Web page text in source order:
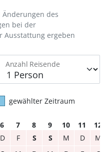
Anzahl Reisende
Änderungen des
bei der
Ausstattung ergeben
gewählter Zeitraum
6 7 8 9 10 11
12
D F S S M D
M